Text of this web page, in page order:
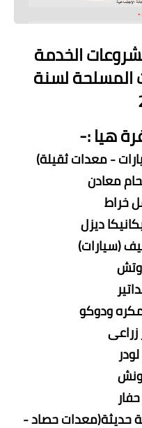
الخدمة
المسلحة لسنة
هيا :-
حديثة(معدات حصاد -